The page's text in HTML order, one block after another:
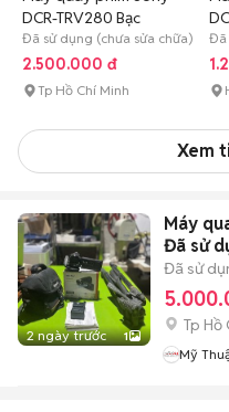
DCR-TRV280 Bạc
Đã sử dụng (chưa sửa chữa)
2.500.000 đ
Tp Hồ Chí Minh
Đã
Xem
2 ngày trước 1
Máy
Đã sử
Đã sử
Tp Hồ
Mỹ